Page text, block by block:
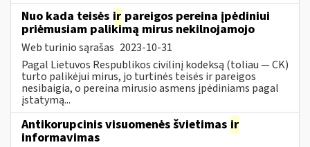
Nuo kada teisės ir pareigos pereina įpėdiniui
priėmusiam palikimą mirus nekilnojamojo
Web turinio sąrašas 2023-10-31
Pagal Lietuvos Respublikos civilinį kodeksą (toliau ― CK)
turto palikėjui mirus, jo turtinės teisės ir pareigos
nesibaigia, o pereina mirusio asmens įpėdiniams pagal
įstatymą...
Antikorupcinis visuomenės švietimas ir
informavimas